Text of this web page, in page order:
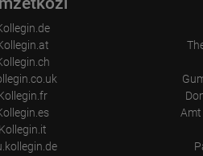
Kollegin.it
Amt